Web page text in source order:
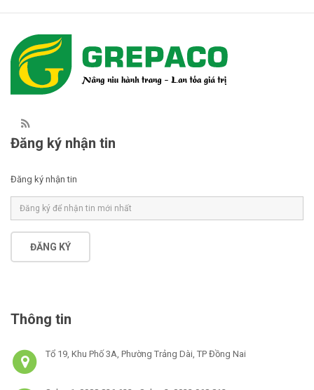
Đăng ký nhận tin
Đăng ký nhận tin
ĐĂNG KÝ
Thông tin
Tổ 19, Khu Phố 3A, Phường Trảng Dài, TP Đồng Nai